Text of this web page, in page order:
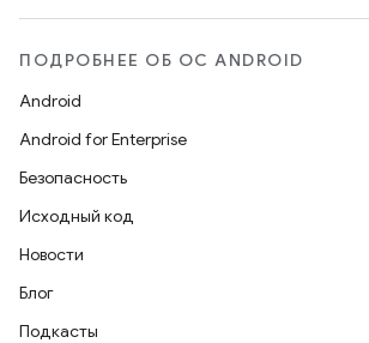
ПОДРОБНЕЕ ОБ ОС ANDROID
Android
Android for Enterprise
Безопасность
Исходный код
Новости
Блог
Подкасты